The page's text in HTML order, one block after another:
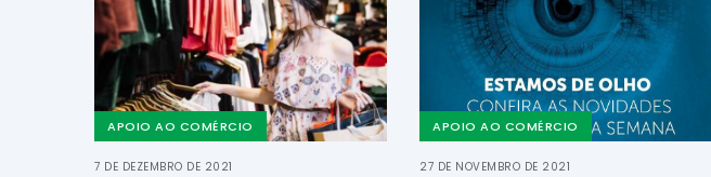
APOIO AO COMÉRCIO
7 DE DEZEMBRO DE 2021
APOIO AO COMÉRCIO
27 DE NOVEMBRO DE 2021